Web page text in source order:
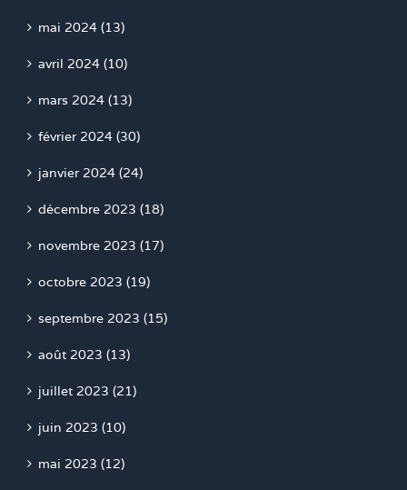
mai 2024 (13)
avril 2024 (10)
mars 2024 (13)
février 2024 (30)
janvier 2024 (24)
décembre 2023 (18)
novembre 2023 (17)
octobre 2023 (19)
septembre 2023 (15)
août 2023 (13)
juillet 2023 (21)
juin 2023 (10)
mai 2023 (12)